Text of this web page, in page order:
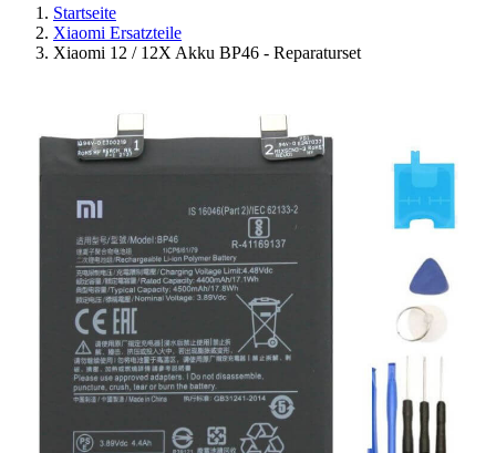
Startseite
Xiaomi Ersatzteile
Xiaomi 12 / 12X Akku BP46 - Reparaturset